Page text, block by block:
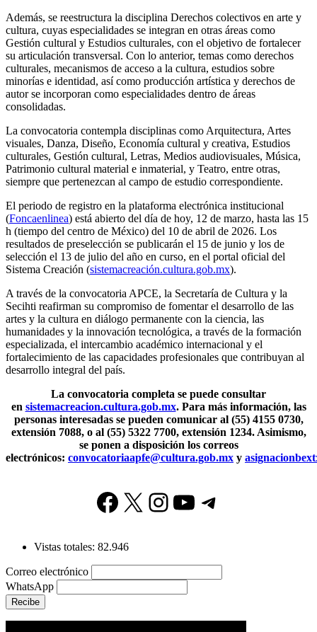
Además, se reestructura la disciplina Derechos colectivos en arte y
cultura, cuyas especialidades se integran en otras áreas como
Gestión cultural y Estudios culturales, con el objetivo de fortalecer
su articulación transversal. Con lo anterior, temas como derechos
culturales, mecanismos de acceso a la cultura, estudios sobre
minorías e identidad, así como producción artística y derechos de
autor se incorporan como especialidades dentro de áreas
consolidadas.
La convocatoria contempla disciplinas como Arquitectura, Artes
visuales, Danza, Diseño, Economía cultural y creativa, Estudios
culturales, Gestión cultural, Letras, Medios audiovisuales, Música,
Patrimonio cultural material e inmaterial, y Teatro, entre otras,
siempre que pertenezcan al campo de estudio correspondiente.
El periodo de registro en la plataforma electrónica institucional
(Foncaenlinea) está abierto del día de hoy, 12 de marzo, hasta las 15
h (tiempo del centro de México) del 10 de abril de 2026. Los
resultados de preselección se publicarán el 15 de junio y los de
selección el 13 de julio del año en curso, en el portal oficial del
Sistema Creación (sistemacreación.cultura.gob.mx).
A través de la convocatoria APCE, la Secretaría de Cultura y la
Secihti reafirman su compromiso de fomentar el desarrollo de las
artes y la cultura en diálogo permanente con la ciencia, las
humanidades y la innovación tecnológica, a través de la formación
especializada, el intercambio académico internacional y el
fortalecimiento de las capacidades profesionales que contribuyan al
desarrollo integral del país.
La convocatoria completa se puede consultar
en sistemacreacion.cultura.gob.mx. Para más información, las
personas interesadas se pueden comunicar al (55) 4155 0730,
extensión 7088, o al (55) 5322 7700, extensión 1234. Asimismo,
se ponen a disposición los correos
electrónicos: convocatoriaapfe@cultura.gob.mx y
Facebook
X Instagram
YouTube
Telegram
Vistas totales: 82.946
Correo electrónico
WhatsApp